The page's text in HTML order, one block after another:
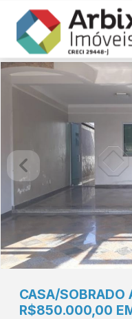
CASA/SOBRADO
R$850.000,00